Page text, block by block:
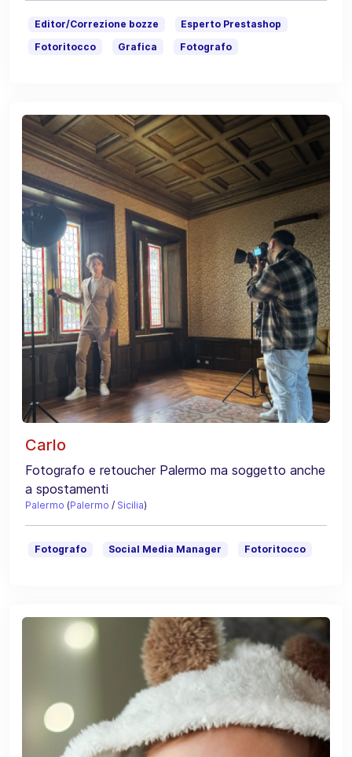
Editor/Correzione bozze
Esperto Prestashop
Fotoritocco
Grafica Fotografo
Carlo
Fotografo e retoucher Palermo ma soggetto anche
a spostamenti
Palermo (Palermo / Sicilia)
Fotografo Social Media Manager Fotoritocco